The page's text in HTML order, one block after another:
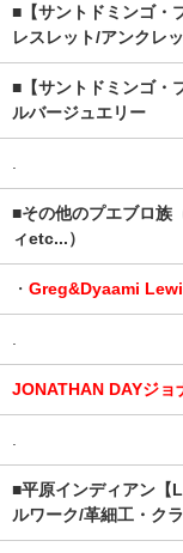
■【サントドミンゴ・
レスレット/アンクレ
■【サントドミンゴ・
ルバージュエリー
.
■その他のプエブロ族
ィetc...）
・ Greg&Dyaami
.
JONATHAN DAYジョ
.
■平原インディアン【
ルワーク/革細工・ク